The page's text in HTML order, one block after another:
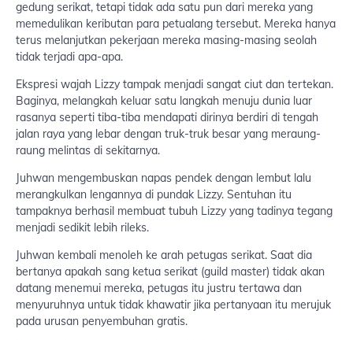
gedung serikat, tetapi tidak ada satu pun dari mereka yang
memedulikan keributan para petualang tersebut. Mereka hanya
terus melanjutkan pekerjaan mereka masing-masing seolah
tidak terjadi apa-apa.
Ekspresi wajah Lizzy tampak menjadi sangat ciut dan tertekan.
Baginya, melangkah keluar satu langkah menuju dunia luar
rasanya seperti tiba-tiba mendapati dirinya berdiri di tengah
jalan raya yang lebar dengan truk-truk besar yang meraung-
raung melintas di sekitarnya.
Juhwan mengembuskan napas pendek dengan lembut lalu
merangkulkan lengannya di pundak Lizzy. Sentuhan itu
tampaknya berhasil membuat tubuh Lizzy yang tadinya tegang
menjadi sedikit lebih rileks.
Juhwan kembali menoleh ke arah petugas serikat. Saat dia
bertanya apakah sang ketua serikat (guild master) tidak akan
datang menemui mereka, petugas itu justru tertawa dan
menyuruhnya untuk tidak khawatir jika pertanyaan itu merujuk
pada urusan penyembuhan gratis.